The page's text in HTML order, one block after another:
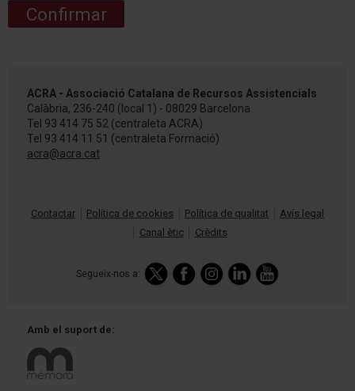
Confirmar
ACRA - Associació Catalana de Recursos Assistencials
Calàbria, 236-240 (local 1) - 08029 Barcelona
Tel 93 414 75 52 (centraleta ACRA)
Tel 93 414 11 51 (centraleta Formació)
acra@acra.cat
Contactar Política de cookies Política de qualitat
Avís legal
Canal ètic
Crèdits
Segueix-nos a:
Amb el suport de: